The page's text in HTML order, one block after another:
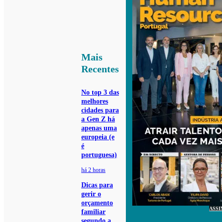
Mais
Recentes
No top 3 das
melhores
cidades para
a Gen Z há
apenas uma
europeia (e
é
portuguesa)
há 2 horas
Dicas para
gerir o
orçamento
familiar